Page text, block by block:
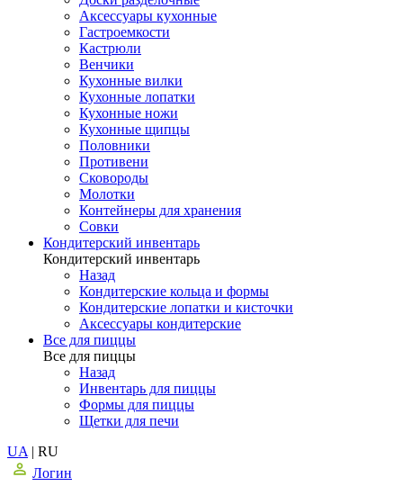
Аксессуары кухонные
Гастроемкости
Кастрюли
Венчики
Кухонные вилки
Кухонные лопатки
Кухонные ножи
Кухонные щипцы
Половники
Противени
Сковороды
Молотки
Контейнеры для хранения
Совки
Кондитерский инвентарь
Кондитерский инвентарь
Назад
Кондитерские кольца и формы
Кондитерские лопатки и кисточки
Аксессуары кондитерские
Все для пиццы
Все для пиццы
Назад
Инвентарь для пиццы
Формы для пиццы
Щетки для печи
UA | RU
Логин